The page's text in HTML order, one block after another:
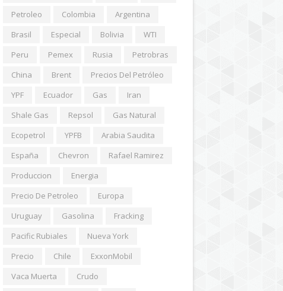
Petroleo
Colombia
Argentina
Brasil
Especial Bolivia
WTI
Peru
Pemex Rusia
Petrobras
China
Brent
Precios Del Petróleo
YPF
Ecuador Gas
Iran
Shale Gas
Repsol
Gas Natural
Ecopetrol
YPFB
Arabia Saudita
España
Chevron
Rafael Ramirez
Produccion
Energia
Precio De Petroleo
Europa
Uruguay
Gasolina
Fracking
Pacific Rubiales
Nueva York
Precio
Chile
ExxonMobil
Vaca Muerta
Crudo